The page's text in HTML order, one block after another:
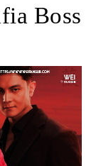
Boss